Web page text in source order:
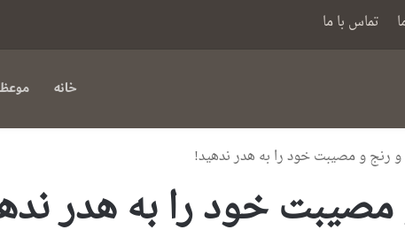
تماس با ما
خانه
و رنج و مصیبت خود را به هدر ندهید!
خود را به هدر